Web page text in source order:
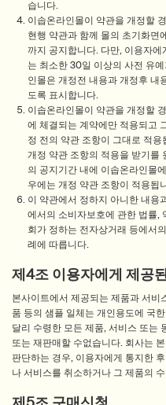
습니다.
이솝온라인몰이 약관을 개정할
현행 약관과 함께 몰의 초기화면
까지 공지합니다. 다만, 이용자
는 최소한 30일 이상의 사전 유
인몰은 개정전 내용과 개정후 내
도록 표시합니다.
이솝온라인몰이 약관을 개정할
에 체결되는 계약에만 적용되고
정 전의 약관 조항이 그대로 적
개정 약관 조항의 적용을 받기를
의 공지기간 내에 이솝온라인몰
우에는 개정 약관 조항이 적용됩
이 약관에서 정하지 아니한 내용
에서의 소비자보호에 관한 법률,
회가 정하는 전자상거래 등에서
례에 따릅니다.
제4조 이용자에게 제공
본사이트에서 제공되는 제품과 서비
품 등의 샘플 일체는 개인용도에 국
달리 수령한 모든 제품, 서비스 또는
또는 재판매할 수없습니다. 회사는
판단하는 경우, 이용자에게 통지한
나 서비스를 취소하거나 그 제품의